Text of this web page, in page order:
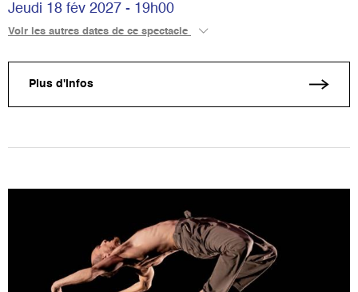
Jeudi 18 fév 2027 - 19h00
Voir les autres dates de ce spectacle
Plus d'infos